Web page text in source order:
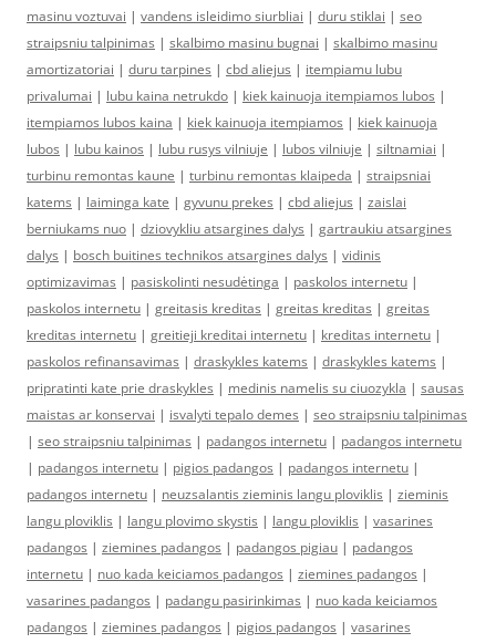
masinu voztuvai | vandens isleidimo siurbliai | duru stiklai | seo
straipsniu talpinimas | skalbimo masinu bugnai | skalbimo masinu
amortizatoriai | duru tarpines | cbd aliejus | itempiamu lubu
privalumai | lubu kaina netrukdo | kiek kainuoja itempiamos lubos |
itempiamos lubos kaina | kiek kainuoja itempiamos | kiek kainuoja
lubos | lubu kainos | lubu rusys vilniuje | lubos vilniuje | siltnamiai |
turbinu remontas kaune | turbinu remontas klaipeda | straipsniai
katems | laiminga kate | gyvunu prekes | cbd aliejus | zaislai
berniukams nuo | dziovykliu atsargines dalys | gartraukiu atsargines
dalys | bosch buitines technikos atsargines dalys | vidinis
optimizavimas | pasiskolinti nesudėtinga | paskolos internetu |
paskolos internetu | greitasis kreditas | greitas kreditas | greitas
kreditas internetu | greitieji kreditai internetu | kreditas internetu |
paskolos refinansavimas | draskykles katems | draskykles katems |
pripratinti kate prie draskykles | medinis namelis su ciuozykla | sausas
maistas ar konservai | isvalyti tepalo demes | seo straipsniu talpinimas
| seo straipsniu talpinimas | padangos internetu | padangos internetu
| padangos internetu | pigios padangos | padangos internetu |
padangos internetu | neuzsalantis zieminis langu ploviklis | zieminis
langu ploviklis | langu plovimo skystis | langu ploviklis | vasarines
padangos | ziemines padangos | padangos pigiau | padangos
internetu | nuo kada keiciamos padangos | ziemines padangos |
vasarines padangos | padangu pasirinkimas | nuo kada keiciamos
padangos | ziemines padangos | pigios padangos | vasarines